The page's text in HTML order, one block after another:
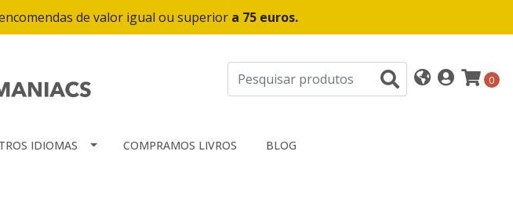
de valor igual ou superior a 75 euros.
0
IDIOMAS COMPRAMOS LIVROS BLOG